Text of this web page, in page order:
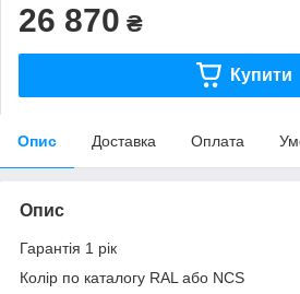
26 870 ₴
Купити
Опис Доставка Оплата
Опис
Гарантія 1 рік
Колір по каталогу RAL або NCS